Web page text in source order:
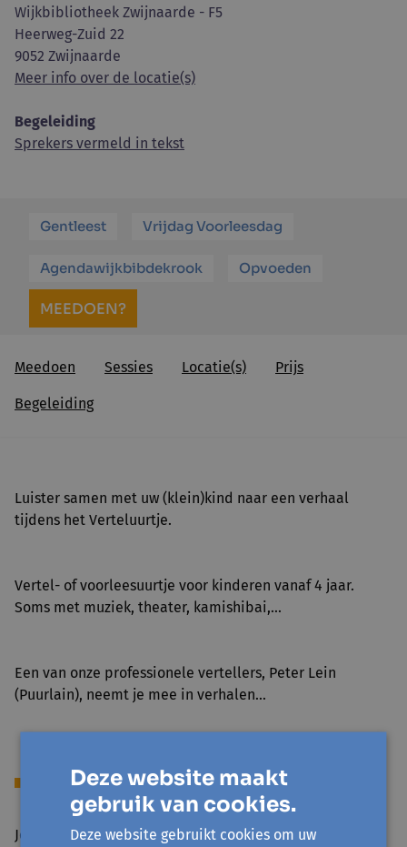
Wijkbibliotheek Zwijnaarde - F5
Heerweg-Zuid 22
9052 Zwijnaarde
Meer info over de locatie(s)
Begeleiding
Sprekers vermeld in tekst
Gentleest Vrijdag Voorleesdag
Agendawijkbibdekrook Opvoeden
MEEDOEN?
Meedoen Sessies Locatie(s) Prijs
Begeleiding
Luister samen met uw (klein)kind naar een verhaal
tijdens het Verteluurtje.
Vertel- of voorleesuurtje voor kinderen vanaf 4 jaar.
Soms met muziek, theater, kamishibai,...
Een van onze professionele vertellers, Peter Lein
(Puurlain), neemt je mee in verhalen...
Meedoen
Je kan zonder inschrijving deelnemen.
Deze website maakt
gebruik van cookies.
Deze website gebruikt cookies om uw